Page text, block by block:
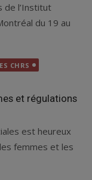
de l’Institut
du 19 au
CHRS
et régulations
est heureux
femmes et les